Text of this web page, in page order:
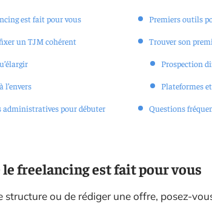
est fait pour vous
un TJM cohérent
l’envers
administratives pour débuter
Premiers outils
Trouver son
Prospection
Plateformes
Questions
freelancing est fait pour vous
structure ou de rédiger une offre, posez-